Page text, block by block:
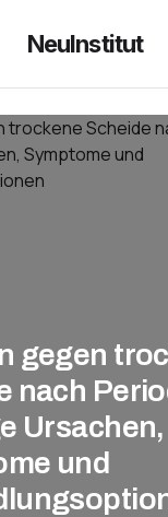
NeuInstitut
gegen
nach
Ursachen,
und